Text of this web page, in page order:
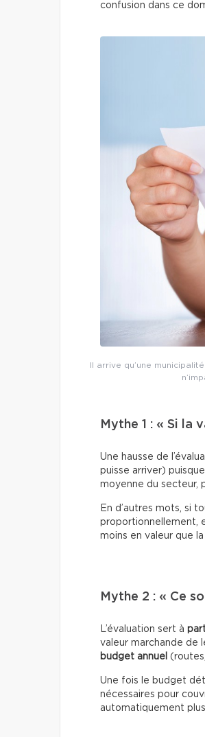
confusion dans ce
Il arrive qu’une
Mythe 1 : « Si la
Une hausse de
puisse arriver)
moyenne du secteur,
En d’autres mots, si
proportionnellement,
moins en valeur que la
Mythe 2 : « Ce
L’évaluation sert à
valeur marchande de
budget annuel
Une fois le budget
nécessaires pour
automatiquement